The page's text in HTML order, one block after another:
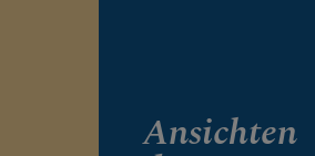
Ansichten